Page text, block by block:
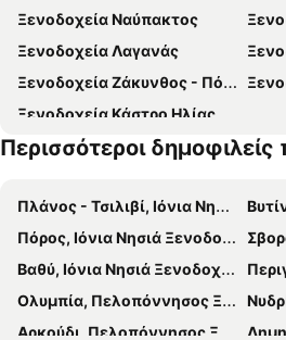
Αλυκές 2
Λουτρά Κυλλήνης 1
Χρυσή Ακτή 2
Λουτρά Κυλλήνης 2
Θεματικό Eκθεσιακό Kέντρο θαλάσσιας χελώνας Caretta Caretta
Γαλάζιες Σπηλιές
Ξενοδοχεία Ναύπακτος
Ξενοδοχεία Λαγανάς
Ξενοδοχεία Ζάκυνθος - Πόλη
Ξενοδοχεία Κάστρο Ηλίας
Περισσότεροι δημοφιλείς
Πλάνος - Τσιλιβί, Ιόνια Νησιά Ξενοδοχεία
Πόρος, Ιόνια Νησιά Ξενοδοχεία
Βαθύ, Ιόνια Νησιά Ξενοδοχεία
Ολυμπία, Πελοπόννησος Ξενοδοχεία
Αρκούδι, Πελοπόννησος Ξενοδοχεία